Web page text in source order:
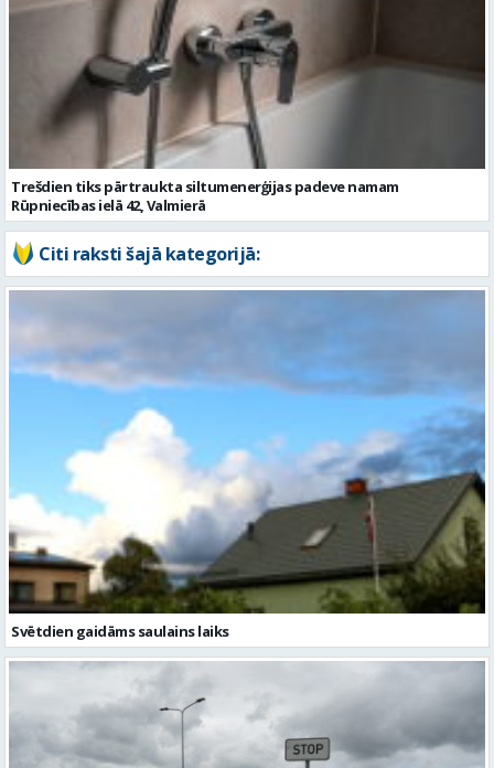
Trešdien tiks pārtraukta siltumenerģijas padeve namam
Rūpniecības ielā 42, Valmierā
Citi raksti šajā kategorijā:
Svētdien gaidāms saulains laiks